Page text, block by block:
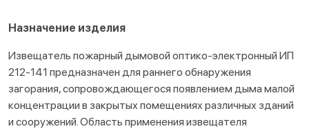
Назначение изделия
Извещатель пожарный дымовой оптико-электронный ИП
212-141 предназначен для раннего обнаружения
загорания, сопровождающегося появлением дыма малой
концентрации в закрытых помещениях различных зданий
и сооружений. Область применения извещателя